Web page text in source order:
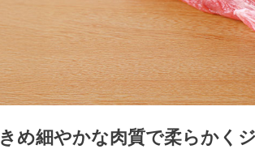
きめ細やかな肉質で柔らかく